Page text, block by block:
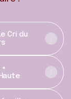
Cri du
+